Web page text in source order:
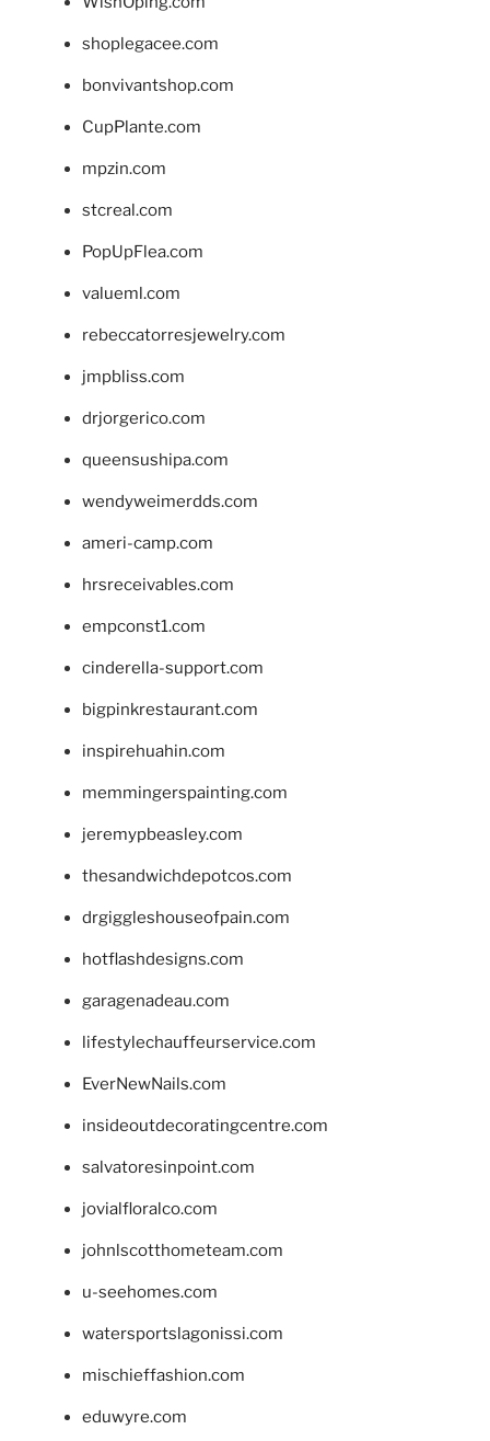
shoplegacee.com
bonvivantshop.com
CupPlante.com
mpzin.com
stcreal.com
PopUpFlea.com
valueml.com
rebeccatorresjewelry.com
jmpbliss.com
drjorgerico.com
queensushipa.com
wendyweimerdds.com
ameri-camp.com
hrsreceivables.com
empconst1.com
cinderella-support.com
bigpinkrestaurant.com
inspirehuahin.com
memmingerspainting.com
jeremypbeasley.com
thesandwichdepotcos.com
drgiggleshouseofpain.com
hotflashdesigns.com
garagenadeau.com
lifestylechauffeurservice.com
EverNewNails.com
insideoutdecoratingcentre.com
salvatoresinpoint.com
jovialfloralco.com
johnlscotthometeam.com
u-seehomes.com
watersportslagonissi.com
mischieffashion.com
eduwyre.com